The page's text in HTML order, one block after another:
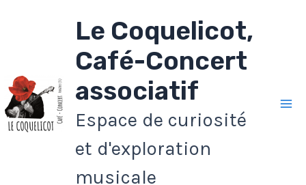
Le Coquelicot,
Café-Concert
associatif
Espace de curiosité
et d'exploration
musicale